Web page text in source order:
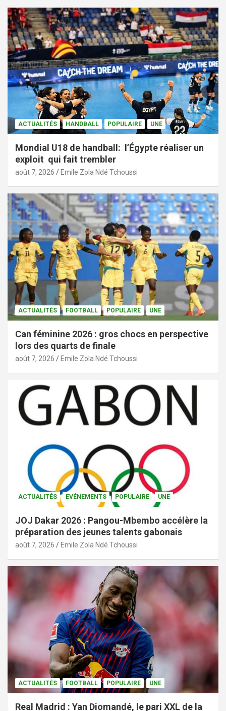
ACTUALITÉS HANDBALL POPULAIRE UNE
Mondial U18 de handball: l’Égypte réaliser un
exploit qui fait trembler
août 7, 2026 Emile Zola Ndé Tchoussi
ACTUALITÉS FOOTBALL POPULAIRE UNE
Can féminine 2026 : gros chocs en perspective
lors des quarts de finale
août 7, 2026 Emile Zola Ndé Tchoussi
ACTUALITÉS EVÉNEMENTS POPULAIRE UNE
JOJ Dakar 2026 : Pangou-Mbembo accélère la
préparation des jeunes talents gabonais
août 7, 2026 Emile Zola Ndé Tchoussi
ACTUALITÉS FOOTBALL POPULAIRE UNE
Real Madrid : Yan Diomandé, le pari XXL de la